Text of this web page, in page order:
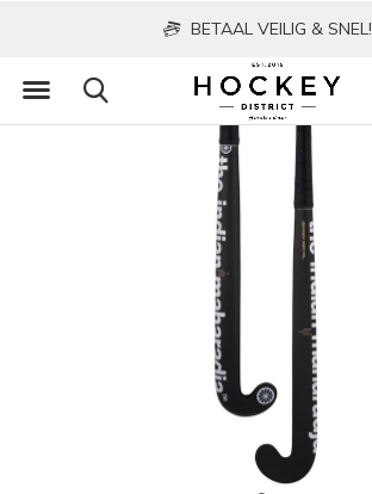
BETAAL VEILIG & SNEL!